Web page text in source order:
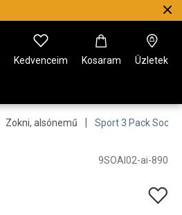
Kedvenceim Kosaram Üzletek
Zokni, alsónemű | Sport 3 Pack Socks
9SOAI02-ai-890